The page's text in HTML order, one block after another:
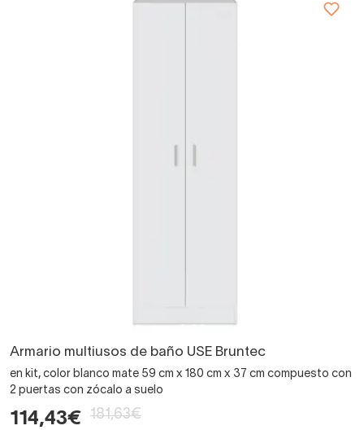
Armario multiusos de baño USE Bruntec
en kit, color blanco mate 59 cm x 180 cm x 37 cm compuesto con
2 puertas con zócalo a suelo
114,43€ 181,63€